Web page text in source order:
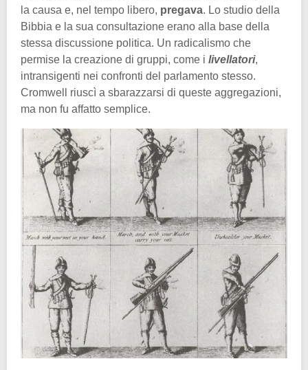
la causa e, nel tempo libero, pregava. Lo studio della
Bibbia e la sua consultazione erano alla base della
stessa discussione politica. Un radicalismo che
permise la creazione di gruppi, come i livellatori,
intransigenti nei confronti del parlamento stesso.
Cromwell riuscì a sbarazzarsi di queste aggregazioni,
ma non fu affatto semplice.